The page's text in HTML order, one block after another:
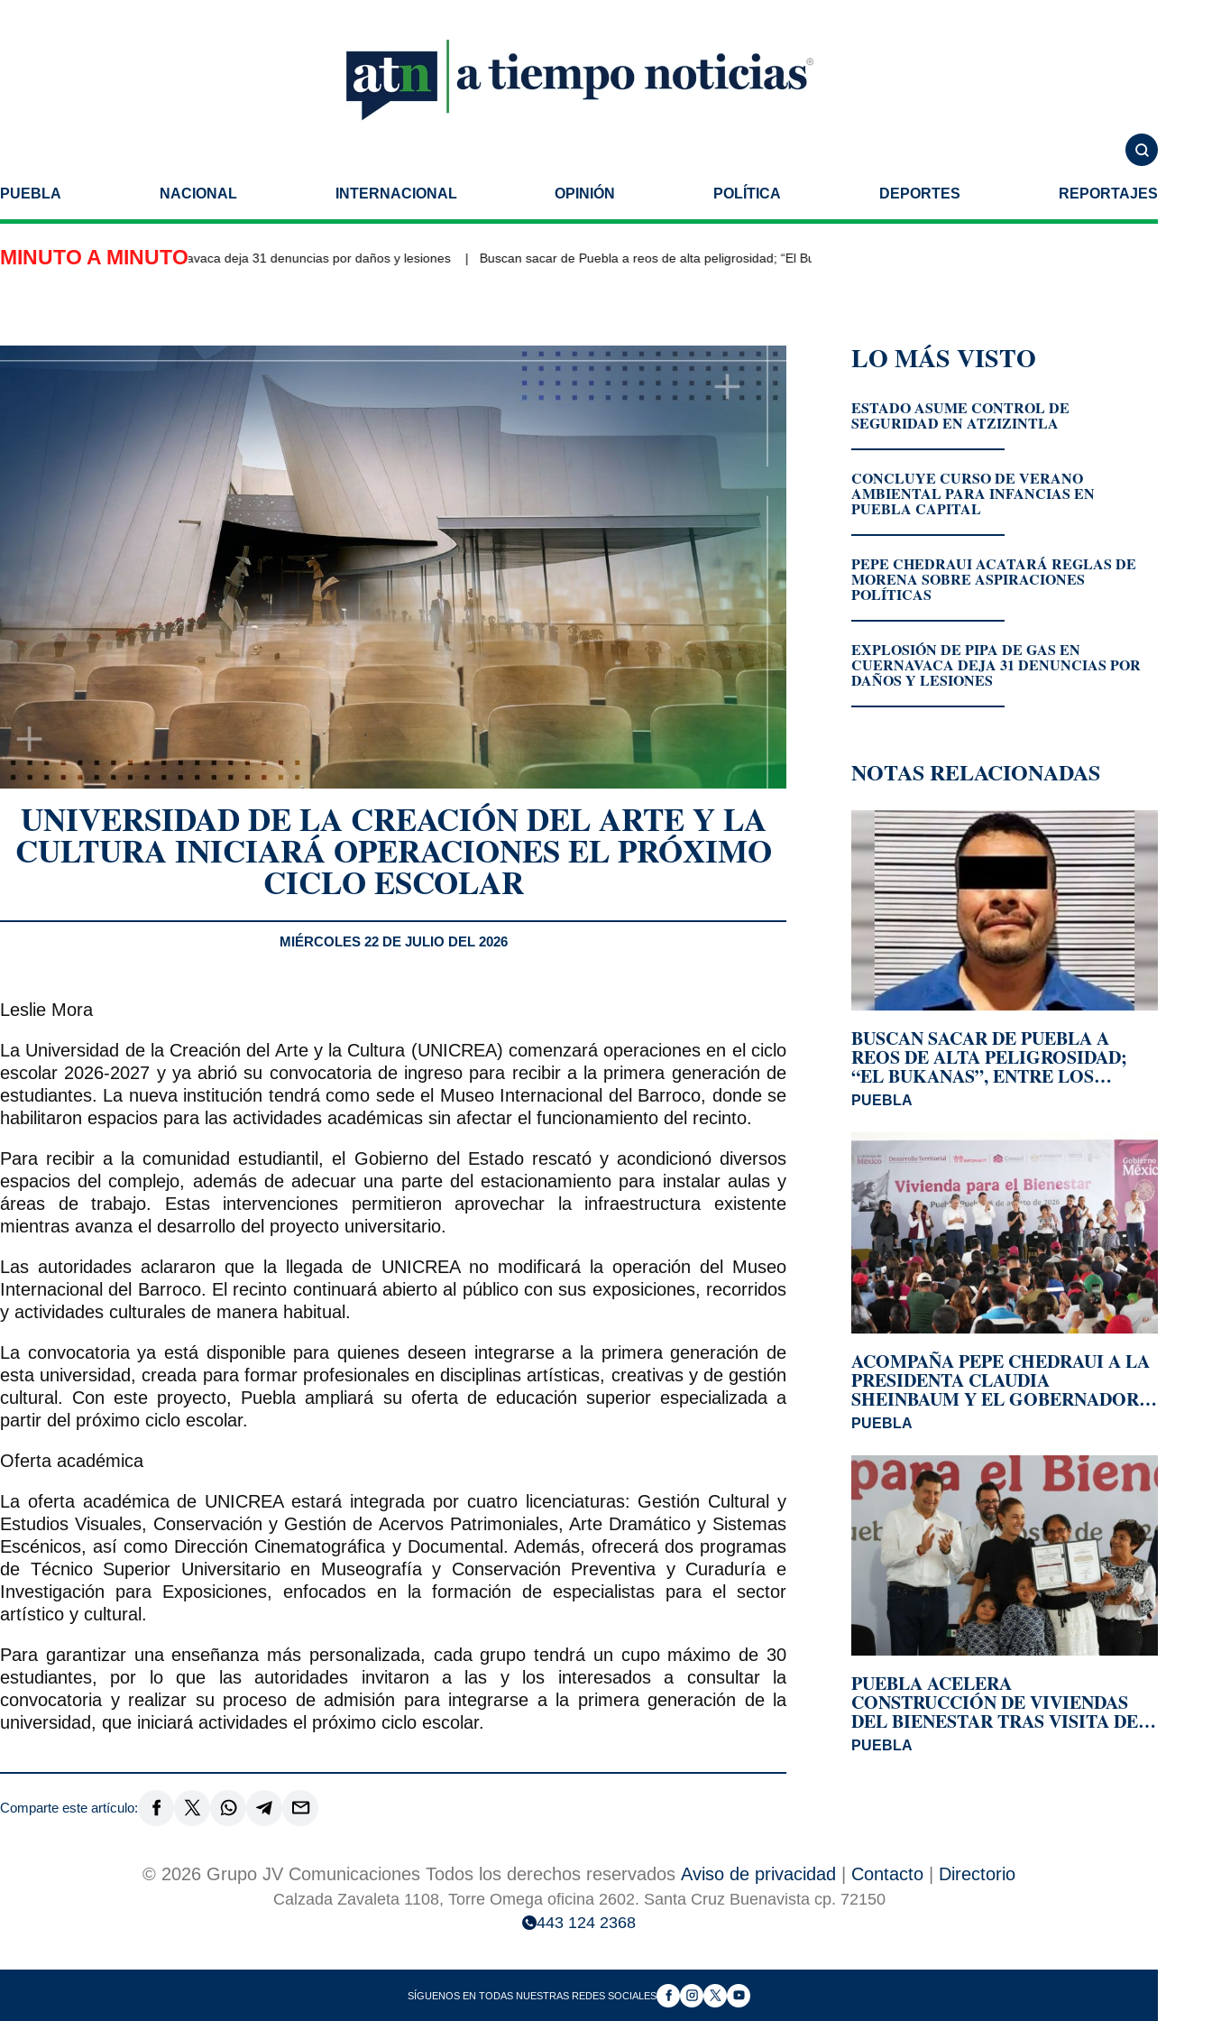
PUEBLA NACIONAL INTERNACIONAL OPINIÓN POLÍTICA DEPORTES REPORTAJES
MINUTO A MINUTO
de pipa de gas en Cuernavaca deja 31 denuncias por daños y lesiones Buscan sacar de Puebla a reos de alta peligrosidad; “El Bukanas”, entre los perfiles
UNIVERSIDAD DE LA CREACIÓN DEL ARTE Y LA
CULTURA INICIARÁ OPERACIONES EL PRÓXIMO
CICLO ESCOLAR
MIÉRCOLES 22 DE JULIO DEL 2026
Leslie Mora
La Universidad de la Creación del Arte y la Cultura (UNICREA) comenzará operaciones en el ciclo
escolar 2026-2027 y ya abrió su convocatoria de ingreso para recibir a la primera generación de
estudiantes. La nueva institución tendrá como sede el Museo Internacional del Barroco, donde se
habilitaron espacios para las actividades académicas sin afectar el funcionamiento del recinto.
Para recibir a la comunidad estudiantil, el Gobierno del Estado rescató y acondicionó diversos
espacios del complejo, además de adecuar una parte del estacionamiento para instalar aulas y
áreas de trabajo. Estas intervenciones permitieron aprovechar la infraestructura existente
mientras avanza el desarrollo del proyecto universitario.
Las autoridades aclararon que la llegada de UNICREA no modificará la operación del Museo
Internacional del Barroco. El recinto continuará abierto al público con sus exposiciones, recorridos
y actividades culturales de manera habitual.
La convocatoria ya está disponible para quienes deseen integrarse a la primera generación de
esta universidad, creada para formar profesionales en disciplinas artísticas, creativas y de gestión
cultural. Con este proyecto, Puebla ampliará su oferta de educación superior especializada a
partir del próximo ciclo escolar.
Oferta académica
La oferta académica de UNICREA estará integrada por cuatro licenciaturas: Gestión Cultural y
Estudios Visuales, Conservación y Gestión de Acervos Patrimoniales, Arte Dramático y Sistemas
Escénicos, así como Dirección Cinematográfica y Documental. Además, ofrecerá dos programas
de Técnico Superior Universitario en Museografía y Conservación Preventiva y Curaduría e
Investigación para Exposiciones, enfocados en la formación de especialistas para el sector
artístico y cultural.
Para garantizar una enseñanza más personalizada, cada grupo tendrá un cupo máximo de 30
estudiantes, por lo que las autoridades invitaron a las y los interesados a consultar la
convocatoria y realizar su proceso de admisión para integrarse a la primera generación de la
universidad, que iniciará actividades el próximo ciclo escolar.
Comparte este artículo:
LO MÁS VISTO
ESTADO ASUME CONTROL DE
SEGURIDAD EN ATZIZINTLA
CONCLUYE CURSO DE VERANO
AMBIENTAL PARA INFANCIAS EN
PUEBLA CAPITAL
PEPE CHEDRAUI ACATARÁ REGLAS DE
MORENA SOBRE ASPIRACIONES
POLÍTICAS
EXPLOSIÓN DE PIPA DE GAS EN
CUERNAVACA DEJA 31 DENUNCIAS POR
DAÑOS Y LESIONES
NOTAS RELACIONADAS
BUSCAN SACAR DE PUEBLA A
REOS DE ALTA PELIGROSIDAD;
“EL BUKANAS”, ENTRE LOS
PERFILES
PUEBLA
ACOMPAÑA PEPE CHEDRAUI A LA
PRESIDENTA CLAUDIA
SHEINBAUM Y EL GOBERNADOR
ALEJANDRO ARMENTA A LA
ENTREGA DE VIVIENDAS EN
LOMAS DE SAN MIGUEL
PUEBLA
PUEBLA ACELERA
CONSTRUCCIÓN DE VIVIENDAS
DEL BIENESTAR TRAS VISITA DE
SHEINBAUM
PUEBLA
© 2026 Grupo JV Comunicaciones Todos los derechos reservados Aviso de privacidad | Contacto | Directorio
Calzada Zavaleta 1108, Torre Omega oficina 2602. Santa Cruz Buenavista cp. 72150
443 124 2368
SÍGUENOS EN TODAS NUESTRAS REDES SOCIALES